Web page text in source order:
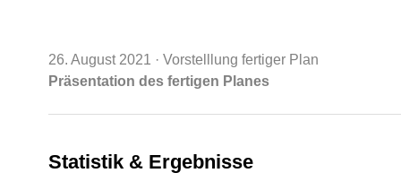
26. August 2021 · Vorstelllung fertiger Plan
Präsentation des fertigen Planes
Statistik & Ergebnisse